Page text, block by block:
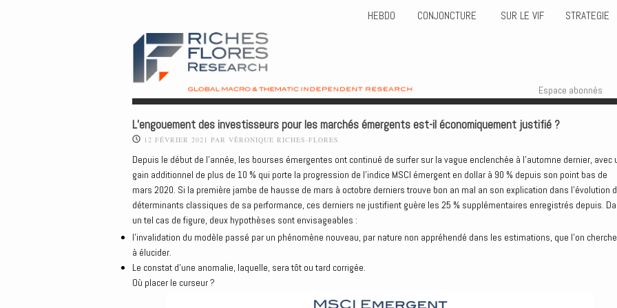
HEBDO CONJONCTURE SUR LE VIF STRATEGIE
Menu
Skip to content
Espace abonnés
L’engouement des investisseurs pour les marchés émergents est-il économiquement justifié ?
12 FÉVRIER 2021 PAR VÉRONIQUE RICHES-FLORES
Depuis le début de l’année, les bourses émergentes ont continué de surfer sur la vague enclenchée à l’automne dernier, avec
gain additionnel de plus de 10 % qui porte la progression de l’indice MSCI émergent en dollar à 90 % depuis son point bas de
mars 2020. Si la première jambe de hausse de mars à octobre derniers trouve bon an mal an son explication dans l’évolution
déterminants classiques de sa performance, ces derniers ne justifient guère les 25 % supplémentaires enregistrés depuis.
un tel cas de figure, deux hypothèses sont envisageables :
l’invalidation du modèle passé par un phénomène nouveau, par nature non appréhendé dans les estimations, que l’on
à élucider.
Le constat d’une anomalie, laquelle, sera tôt ou tard corrigée.
Où placer le curseur ?